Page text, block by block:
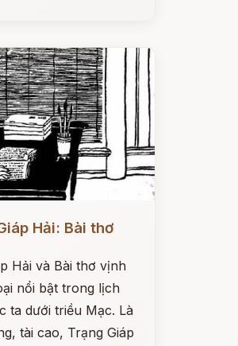
Hải: Bài thơ
Hải và Bài thơ vịnh
nổi bật trong lịch
ta dưới triều Mạc. Là
tài cao, Trạng Giáp